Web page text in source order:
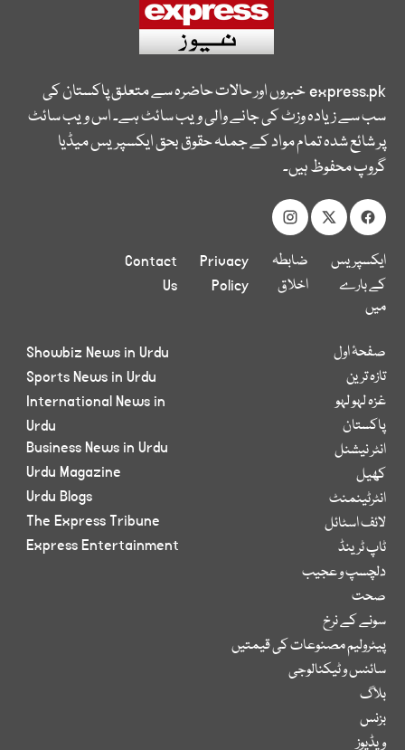
express.pkخبروں اور حالات حاضرہ سے متعلق پاکستان کی
سب سے زیادہ وزٹ کی جانے والی ویب سائٹ ہے۔ اس ویب سائٹ
پر شائع شدہ تمام مواد کے جملہ حقوق بحق ایکسپریس میڈیا
گروپ محفوظ ہیں۔
ایکسپریس
کے بارے
میں
ضابطہ
اخلاق
Privacy
Policy
Contact
Us
صفحۂ اول
تازہ ترین
غزہ لہو لہو
پاکستان
انٹر نیشنل
کھیل
انٹرٹینمنٹ
لائف اسٹائل
ٹاپ ٹرینڈ
دلچسپ و عجیب
صحت
سونے کے نرخ
پیٹرولیم مصنوعات کی قیمتیں
سائنس و ٹیکنالوجی
بلاگ
بزنس
ویڈیوز
Showbiz News in Urdu
Sports News in Urdu
International News in
Urdu
Business News in Urdu
Urdu Magazine
Urdu Blogs
The Express Tribune
Express Entertainment